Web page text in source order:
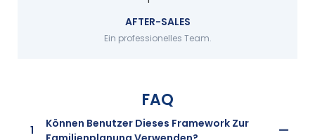
AFTER-SALES
Ein professionelles Team.
FAQ
1
Können Benutzer Dieses Framework Zur